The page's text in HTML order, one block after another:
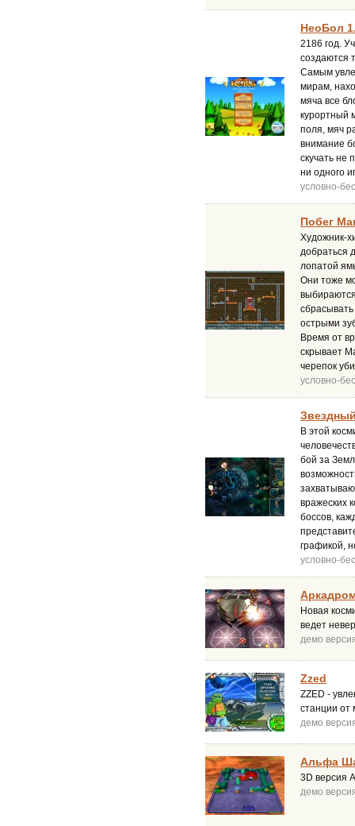
НеоБол
2186 год.
создаются
Самым
мирам,
мяча все
курортный
поля, мяч
внимание
скучать не
ни одного
условно-
Побег
Художник-
добраться
лопатой
Они тоже
острыми
Время от
скрывает
черепок
условно-
В этой
бой за
вражеских
боссов,
графикой,
условно-
Новая
ведет
демо
Zzed
ZZED -
станции от
демо
Альфа
3D версия
демо